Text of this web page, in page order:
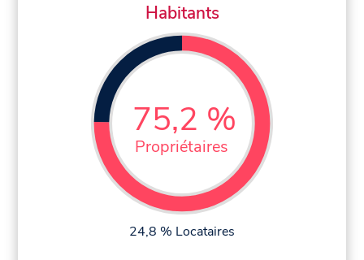
Habitants
75,2 %
Propriétaires
24,8 % Locataires